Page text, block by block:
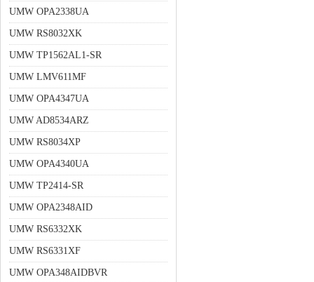
UMW OPA2338UA
UMW RS8032XK
UMW TP1562AL1-SR
UMW LMV611MF
UMW OPA4347UA
UMW AD8534ARZ
UMW RS8034XP
UMW OPA4340UA
UMW TP2414-SR
UMW OPA2348AID
UMW RS6332XK
UMW RS6331XF
UMW OPA348AIDBVR